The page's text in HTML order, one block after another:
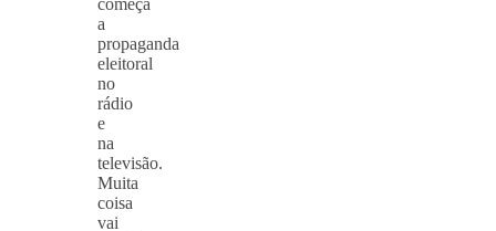
a
propaganda
eleitoral
no
rádio
e
na
televisão.
Muita
coisa
vai